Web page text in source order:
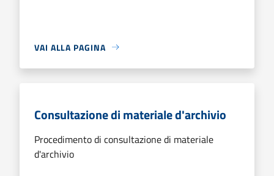
VAI ALLA PAGINA
Consultazione di materiale d'archivio
Procedimento di consultazione di materiale
d'archivio